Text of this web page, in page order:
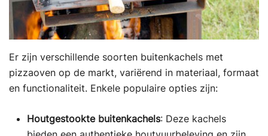
Er zijn verschillende soorten buitenkachels met
pizzaoven op de markt, variërend in materiaal, formaat
en functionaliteit. Enkele populaire opties zijn:
Houtgestookte buitenkachels: Deze kachels